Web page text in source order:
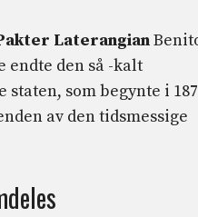
Laterangian
endte den så -kalt
som begynte i
av den tidsmessige